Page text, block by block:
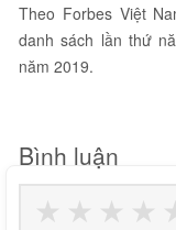
Theo Forbes Việt
danh sách lần thứ
năm 2019.
Bình luận
★
★
★
★